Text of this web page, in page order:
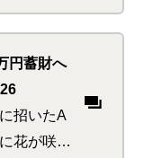
理と洗濯
しかし、
たからに
ない責務
円蓄財へ
招いたA
花が咲